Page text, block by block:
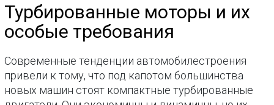
Турбированные моторы и их
особые требования
Современные тенденции автомобилестроения
привели к тому, что под капотом большинства
новых машин стоят компактные турбированные